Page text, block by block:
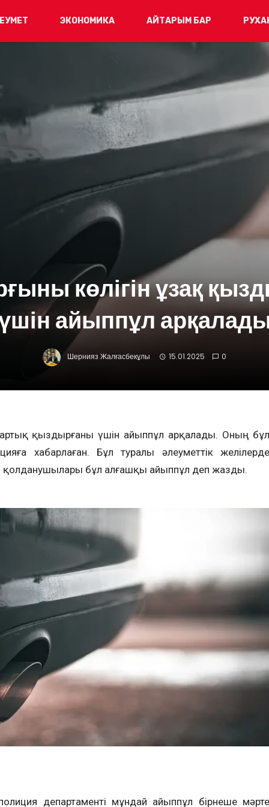
ЭКОНОМИКА АЙТАРЫМ БАР
көлігін ұзақ
айыппұл
Шернияз Жалғасбекұлы 15.01.2025 0
артық қыздырғаны үшін айыппұл арқалады. Оның бұл
хабарлаған. Бұл туралы әлеуметтік желілерде
бұл алғашқы айыппұл деп жазды.
департаменті мұндай айыппұл бірнеше мәрте